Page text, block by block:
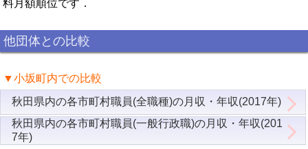
料月額順位です．
他団体との比較
▼小坂町内での比較
秋田県内の各市町村職員(全職種)の月収・年収(2017年)
秋田県内の各市町村職員(一般行政職)の月収・年収(201
7年)